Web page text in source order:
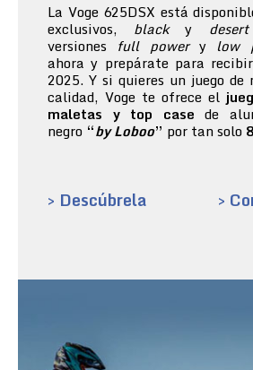
La Voge 625DSX está
exclusivos, blacky
versiones full powery low
ahora y prepárate para
2025. Y si quieres un juego
calidad, Voge te ofrece el
maletas y top case de
negro “by Loboo” por tan solo
> Descúbrela >